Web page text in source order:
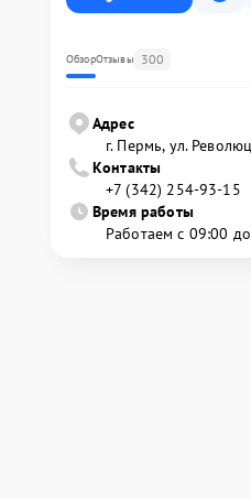
ОбзорОтзывы 300
Адрес
г. Пермь, ул.
Контакты
+7 (342) 254-93-15
Время работы
Работаем с 09:00